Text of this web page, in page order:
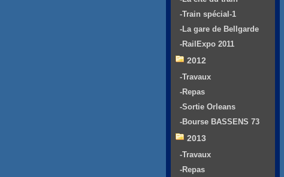
-Train spécial-1
-La gare de Bellgarde
-RailExpo 2011
2012
-Travaux
-Repas
-Sortie Orleans
-Bourse BASSENS 73
2013
-Travaux
-Repas